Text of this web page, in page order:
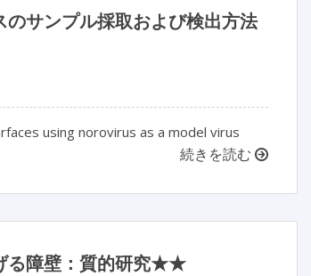
サンプル採取および検出方法
using norovirus as a model virus
続きを読む
る障壁：質的研究★★